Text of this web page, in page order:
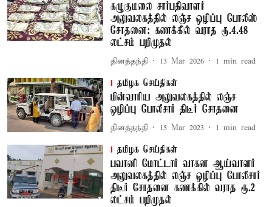
கழுகுமலை சார்பதிவாளர்
அலுவலகத்தில் லஞ்ச ஒழிப்பு போலீஸ்
சோதனை: கணக்கில் வராத ரூ.4.48
லட்சம் பறிமுதல்
தினத்தந்தி 13 Mar 2026 1 min read
தமிழக செய்திகள்
மின்வாரிய அலுவலகத்தில் லஞ்ச
ஒழிப்பு போலீசார் திடீர் சோதனை
தினத்தந்தி 15 Mar 2023 1 min read
தமிழக செய்திகள்
பவானி மோட்டார் வாகன ஆய்வாளர்
அலுவலகத்தில் லஞ்ச ஒழிப்பு போலீசார்
திடீர் சோதனை கணக்கில் வராத ரூ.2
லட்சம் பறிமுதல்